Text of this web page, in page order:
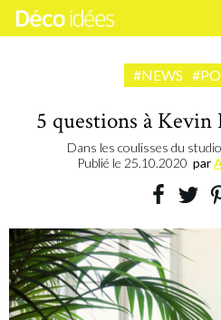
#NEWS
5 questions à Kevin
Dans les coulisses du
Publié le 25.10.2020 par